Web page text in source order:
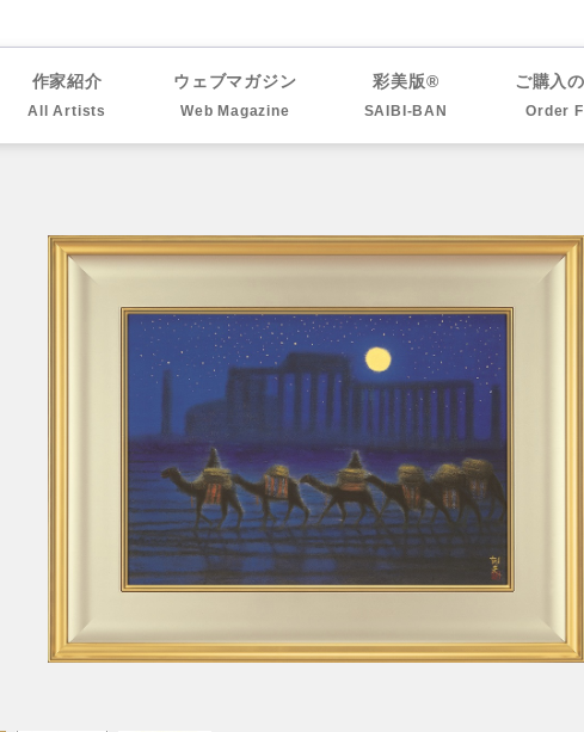
作家紹介
All Artists
ウェブマガジン
Web Magazine
彩美版®
SAIBI-BAN
ご購入
Order